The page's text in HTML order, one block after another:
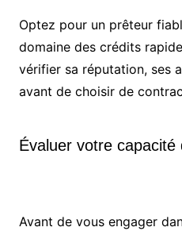
Optez pour un prêteur
domaine des crédits
vérifier sa réputation, ses
avant de choisir de
Évaluer votre
Avant de vous engager